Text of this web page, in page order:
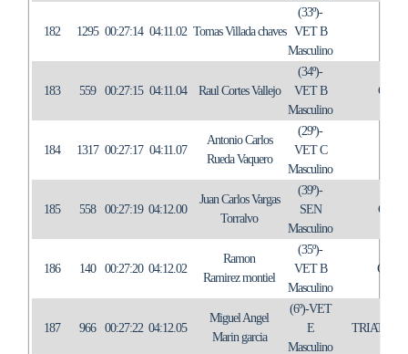
182 1295 00:27:14 04:11.02 Tomas Villada chaves
(33º)-
VET B
Masculino
183 559 00:27:15 04:11.04 Raul Cortes Vallejo
(34º)-
VET B
Masculino
C.T.
184 1317 00:27:17 04:11.07
Antonio Carlos
Rueda Vaquero
(29º)-
VET C
Masculino
185 558 00:27:19 04:12.00
Juan Carlos Vargas
Torralvo
(39º)-
SEN
Masculino
C.T.
186 140 00:27:20 04:12.02
Ramon
Ramirez montiel
(35º)-
VET B
Masculino
C.A.
187 966 00:27:22 04:12.05
Miguel Angel
Marin garcia
(6º)-VET
E
Masculino